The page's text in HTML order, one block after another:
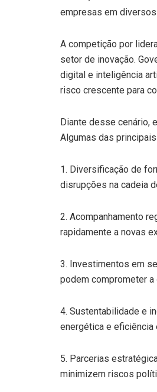
empresas em
A competição por
setor de inovação.
digital e inteligência
risco crescente para
Diante desse cenário,
Algumas das
1. Diversificação de
disrupções na cadeia
2. Acompanhamento
rapidamente a novas
3. Investimentos em
podem comprometer
4. Sustentabilidade e
energética e eficiência
5. Parcerias
minimizem riscos